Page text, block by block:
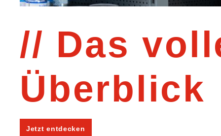
Das
Überblick
Jetzt entdecken